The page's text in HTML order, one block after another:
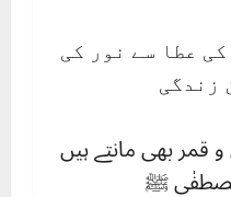
عطا سے نور کی
زندگی
بھی مانتے ہیں
ﷺ